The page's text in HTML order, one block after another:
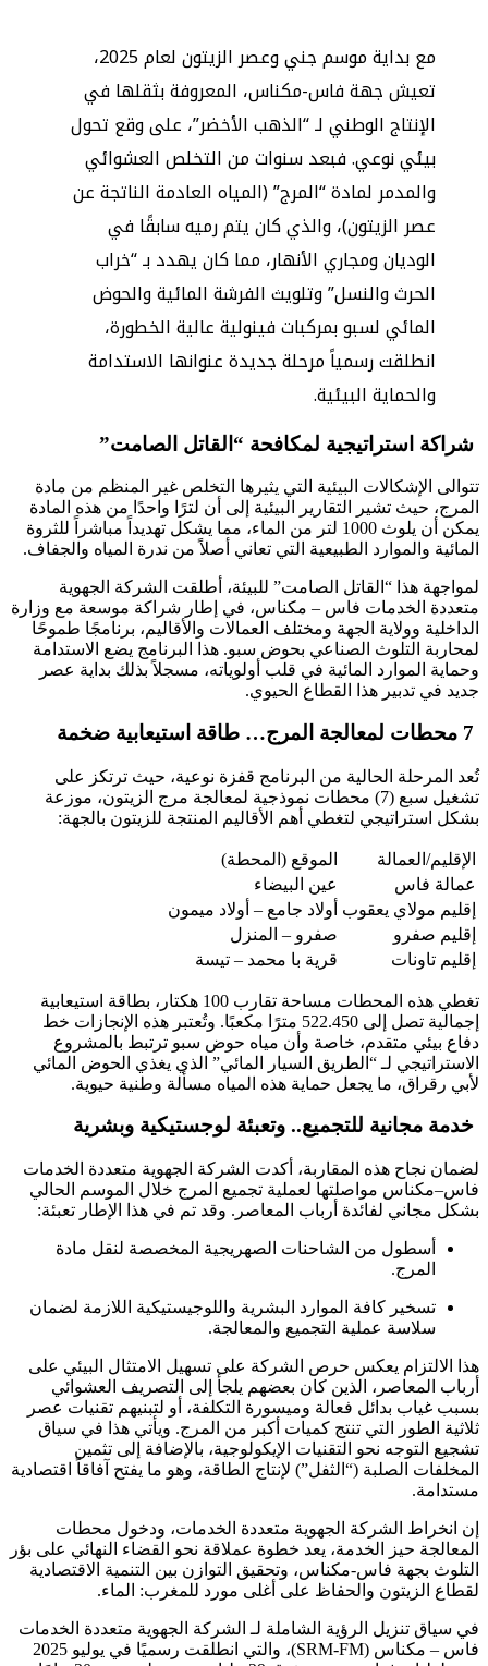
مع بداية موسم جني وعصر الزيتون لعام 2025،
تعيش جهة فاس-مكناس، المعروفة بثقلها في
الإنتاج الوطني لـ “الذهب الأخضر”، على وقع تحول
بيئي نوعي. فبعد سنوات من التخلص العشوائي
والمدمر لمادة “المرج” (المياه العادمة الناتجة عن
عصر الزيتون)، والذي كان يتم رميه سابقًا في
الوديان ومجاري الأنهار، مما كان يهدد بـ “خراب
الحرث والنسل” وتلويث الفرشة المائية والحوض
المائي لسبو بمركبات فينولية عالية الخطورة،
انطلقت رسمياً مرحلة جديدة عنوانها الاستدامة
والحماية البيئية.
شراكة استراتيجية لمكافحة “القاتل الصامت”
تتوالى الإشكالات البيئية التي يثيرها التخلص غير المنظم من مادة
المرج، حيث تشير التقارير البيئية إلى أن لترًا واحدًا من هذه المادة
يمكن أن يلوث 1000 لتر من الماء، مما يشكل تهديداً مباشراً للثروة
المائية والموارد الطبيعية التي تعاني أصلاً من ندرة المياه والجفاف.
لمواجهة هذا “القاتل الصامت” للبيئة، أطلقت الشركة الجهوية
متعددة الخدمات فاس – مكناس، في إطار شراكة موسعة مع وزارة
الداخلية وولاية الجهة ومختلف العمالات والأقاليم، برنامجًا طموحًا
لمحاربة التلوث الصناعي بحوض سبو. هذا البرنامج يضع الاستدامة
وحماية الموارد المائية في قلب أولوياته، مسجلاً بذلك بداية عصر
جديد في تدبير هذا القطاع الحيوي.
تُعد المرحلة الحالية من البرنامج قفزة نوعية، حيث ترتكز على
تشغيل سبع (7) محطات نموذجية لمعالجة مرج الزيتون، موزعة
بشكل استراتيجي لتغطي أهم الأقاليم المنتجة للزيتون بالجهة:
الإقليم/العمالة
الموقع (المحطة)
عمالة فاس
عين البيضاء
إقليم مولاي يعقوب أولاد جامع – أولاد ميمون
إقليم صفرو
صفرو – المنزل
إقليم تاونات
قرية با محمد – تيسة
تغطي هذه المحطات مساحة تقارب 100 هكتار، بطاقة استيعابية
إجمالية تصل إلى 522.450 مترًا مكعبًا. وتُعتبر هذه الإنجازات خط
دفاع بيئي متقدم، خاصة وأن مياه حوض سبو ترتبط بالمشروع
الاستراتيجي لـ “الطريق السيار المائي” الذي يغذي الحوض المائي
لأبي رقراق، ما يجعل حماية هذه المياه مسألة وطنية حيوية.
خدمة مجانية للتجميع.. وتعبئة لوجستيكية وبشرية
لضمان نجاح هذه المقاربة، أكدت الشركة الجهوية متعددة الخدمات
فاس–مكناس مواصلتها لعملية تجميع المرج خلال الموسم الحالي
بشكل مجاني لفائدة أرباب المعاصر. وقد تم في هذا الإطار تعبئة:
أسطول من الشاحنات الصهريجية المخصصة لنقل مادة
المرج.
تسخير كافة الموارد البشرية واللوجيستيكية اللازمة لضمان
سلاسة عملية التجميع والمعالجة.
هذا الالتزام يعكس حرص الشركة على تسهيل الامتثال البيئي على
أرباب المعاصر، الذين كان بعضهم يلجأ إلى التصريف العشوائي
بسبب غياب بدائل فعالة وميسورة التكلفة، أو لتبنيهم تقنيات عصر
ثلاثية الطور التي تنتج كميات أكبر من المرج. ويأتي هذا في سياق
تشجيع التوجه نحو التقنيات الإيكولوجية، بالإضافة إلى تثمين
المخلفات الصلبة (“الثفل”) لإنتاج الطاقة، وهو ما يفتح آفاقاً اقتصادية
مستدامة.
إن انخراط الشركة الجهوية متعددة الخدمات، ودخول محطات
المعالجة حيز الخدمة، يعد خطوة عملاقة نحو القضاء النهائي على بؤر
التلوث بجهة فاس-مكناس، وتحقيق التوازن بين التنمية الاقتصادية
لقطاع الزيتون والحفاظ على أغلى مورد للمغرب: الماء.
في سياق تنزيل الرؤية الشاملة لـ الشركة الجهوية متعددة الخدمات
فاس – مكناس (SRM-FM)، والتي انطلقت رسميًا في يوليو 2025